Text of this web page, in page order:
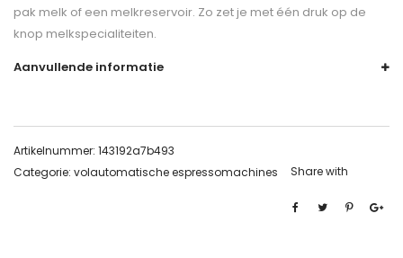
pak melk of een melkreservoir. Zo zet je met één druk op de
knop melkspecialiteiten.
Aanvullende informatie
Artikelnummer: 143192a7b493
Categorie: volautomatische espressomachines Share with